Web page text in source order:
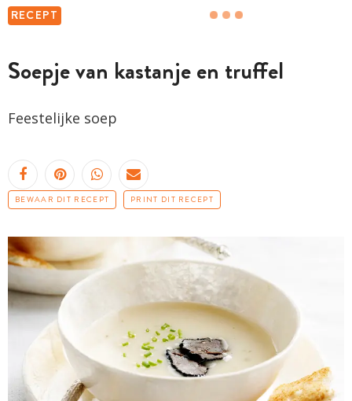
RECEPT
Soepje van kastanje en truffel
Feestelijke soep
BEWAAR DIT RECEPT PRINT DIT RECEPT